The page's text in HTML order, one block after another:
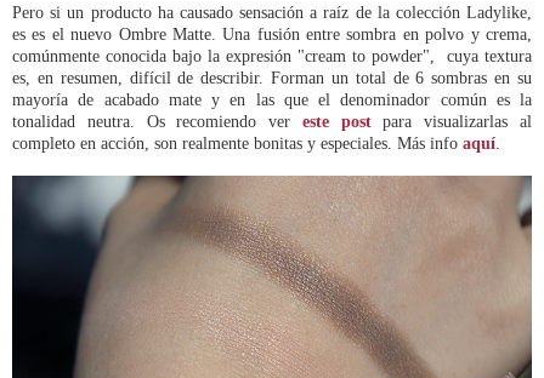
Pero si un producto ha causado sensación a raíz de la colección Ladylike,
es es el nuevo Ombre Matte. Una fusión entre sombra en polvo y crema,
comúnmente conocida bajo la expresión "cream to powder", cuya textura
es, en resumen, difícil de describir. Forman un total de 6 sombras en su
mayoría de acabado mate y en las que el denominador común es la
tonalidad neutra. Os recomiendo ver este postpara visualizarlas al
completo en acción, son realmente bonitas y especiales. Más info aquí